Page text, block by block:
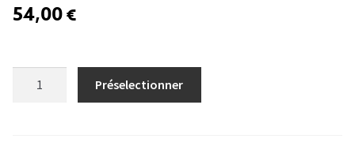
54,00€
Préselectionner